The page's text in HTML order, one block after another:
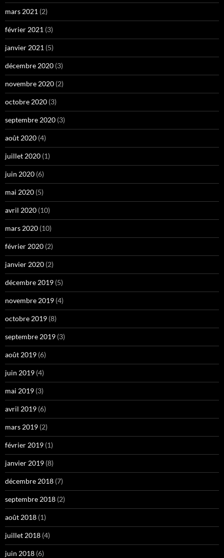
mars 2021 (2)
février 2021 (3)
janvier 2021 (5)
décembre 2020 (3)
novembre 2020 (2)
octobre 2020 (3)
septembre 2020 (3)
août 2020 (4)
juillet 2020 (1)
juin 2020 (6)
mai 2020 (5)
avril 2020 (10)
mars 2020 (10)
février 2020 (2)
janvier 2020 (2)
décembre 2019 (5)
novembre 2019 (4)
octobre 2019 (8)
septembre 2019 (3)
août 2019 (6)
juin 2019 (4)
mai 2019 (3)
avril 2019 (6)
mars 2019 (2)
février 2019 (1)
janvier 2019 (8)
décembre 2018 (7)
septembre 2018 (2)
août 2018 (1)
juillet 2018 (4)
juin 2018 (6)